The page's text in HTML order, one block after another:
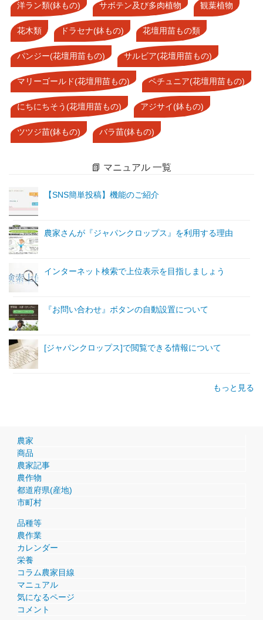
洋ラン類(鉢もの) サボテン及び多肉植物 観葉植物
花木類 ドラセナ(鉢もの) 花壇用苗もの類
パンジー(花壇用苗もの) サルビア(花壇用苗もの)
マリーゴールド(花壇用苗もの) ペチュニア(花壇用苗もの)
にちにちそう(花壇用苗もの) アジサイ(鉢もの)
ツツジ苗(鉢もの) バラ苗(鉢もの)
📗 マニュアル 一覧
【SNS簡単投稿】機能のご紹介
農家さんが『ジャパンクロップス』を利用する理由
インターネット検索で上位表示を目指しましょう
『お問い合わせ』ボタンの自動設置について
[ジャパンクロップス]で閲覧できる情報について
もっと見る
農家
商品
農家記事
農作物
都道府県(産地)
市町村
品種等
農作業
カレンダー
栄養
コラム農家目線
マニュアル
気になるページ
コメント